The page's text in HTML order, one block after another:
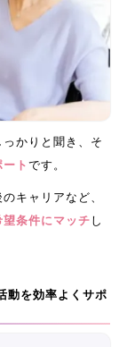
っかりと聞き、そ
トです。
キャリアなど、
望条件にマッチし
動を効率よくサポ